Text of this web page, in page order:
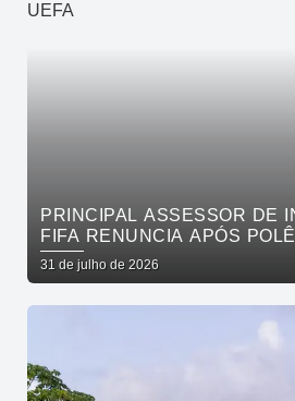
PRINCIPAL ASSESSOR DE
FIFA RENUNCIA APÓS
VENDA DE PARTICIPAÇÃO
UEFA
31 de julho de 2026